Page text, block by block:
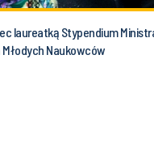
laureatką Stypendium
Naukowców